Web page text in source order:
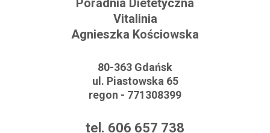
Poradnia Dietetyczna
Vitalinia
Agnieszka Kościowska
80-363 Gdańsk
ul. Piastowska 65
regon - 771308399
tel. 606 657 738